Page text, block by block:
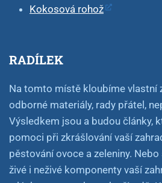
Kokosová rohož
RADÍLEK
Na tomto místě kloubíme vlastní
odborné materiály, rady přátel,
Výsledkem jsou a budou články,
pomoci při zkrášlování vaší
pěstování ovoce a zeleniny.
živé i neživé komponenty vaší